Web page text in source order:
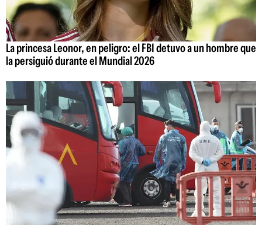
La princesa Leonor, en peligro: el FBI detuvo a un hombre que
la persiguió durante el Mundial 2026